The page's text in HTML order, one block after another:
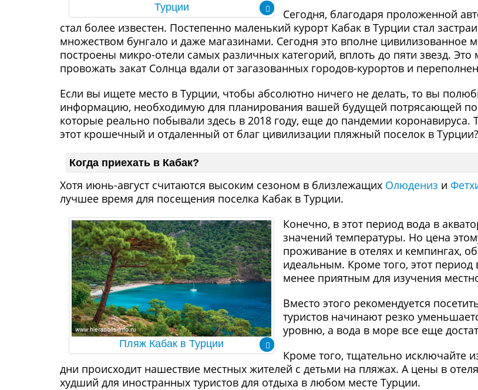
Турции
Сегодня, благодаря проложенной
стал более известен. Постепенно маленький курорт Кабак в Турции стал
множеством бунгало и даже магазинами. Сегодня это вполне цивилизованное
построены микро-отели самых различных категорий, вплоть до пяти звезд. Это
провожать закат Солнца вдали от загазованных городов-курортов и
Если вы ищете место в Турции, чтобы абсолютно ничего не делать, то вы
информацию, необходимую для планирования вашей будущей потрясающей
которые реально побывали здесь в 2018 году, еще до пандемии
этот крошечный и отдаленный от благ цивилизации пляжный поселок в Турции?
Когда приехать в Кабак?
Хотя июнь-август считаются высоким сезоном в близлежащих Олюдениз и
лучшее время для посещения поселка Кабак в Турции.
Пляж Кабак в Турции
Конечно, в этот период вода в
значений температуры. Но цена
проживание в отелях и кемпингах,
идеальным. Кроме того, этот
менее приятным для изучения
Вместо этого рекомендуется
туристов начинают резко
уровню, а вода в море все еще
Кроме того, тщательно исключайте
дни происходит нашествие местных жителей с детьми на пляжах. А цены в
худший для иностранных туристов для отдыха в любом месте Турции.